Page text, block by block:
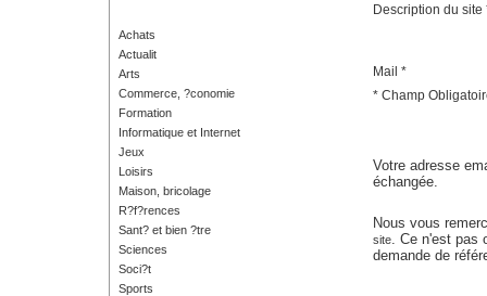
Achats
Actualit
Arts
Commerce, ?conomie
Formation
Informatique et Internet
Jeux
Loisirs
Maison, bricolage
R?f?rences
Sant? et bien ?tre
Sciences
Soci?t
Sports
Description du site
Mail *
* Champ
Votre adresse
échangée.
Nous vous
site. Ce n'est pas
demande de